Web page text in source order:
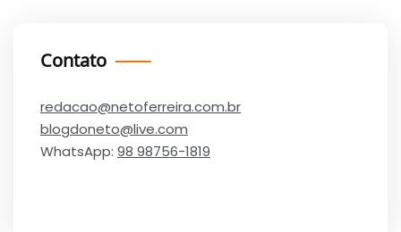
Contato
redacao@netoferreira.com.br
blogdoneto@live.com
WhatsApp: 98 98756-1819